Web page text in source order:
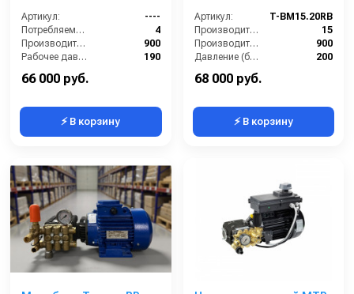
Артикул:
----
Потребляемая мощность (кВт):
4
Производительность (л/ч):
900
Рабочее давление (бар):
190
Мощность (кВт):
66 000 руб.
⚡ В корзину
Артикул:
T-BM15.20RB
Производительность (л/мин):
15
Производительность (л/ч):
900
Давление (бар):
200
Напряжение (В):
68 000 руб.
⚡ В корзину